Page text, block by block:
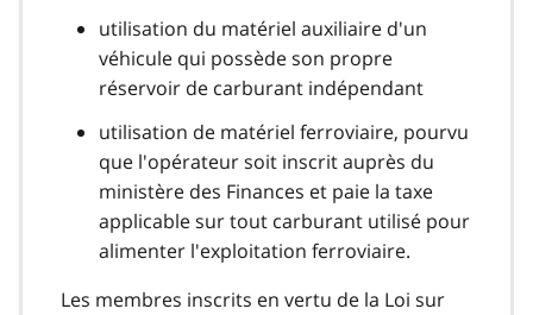
utilisation du matériel auxiliaire d'un
véhicule qui possède son propre
réservoir de carburant indépendant
utilisation de matériel ferroviaire, pourvu
que l'opérateur soit inscrit auprès du
ministère des Finances et paie la taxe
applicable sur tout carburant utilisé pour
alimenter l'exploitation ferroviaire.
Les membres inscrits en vertu de la Loi sur